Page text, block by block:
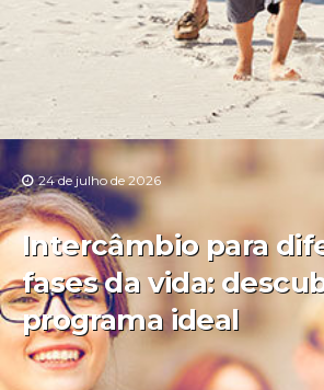
24 de julho de 2026
Intercâmbio para
fases da vida:
programa ideal